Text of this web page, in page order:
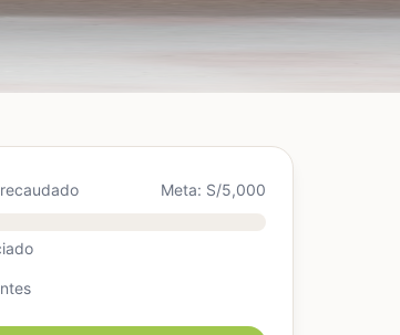
recaudado Meta: S/5,000